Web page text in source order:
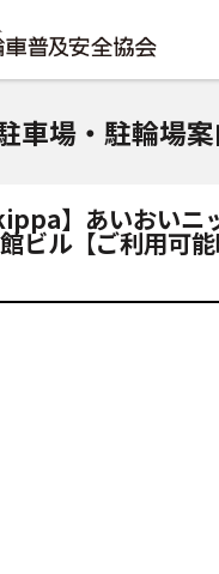
車場・駐輪場
】あいおいニ
ビル【ご利用可